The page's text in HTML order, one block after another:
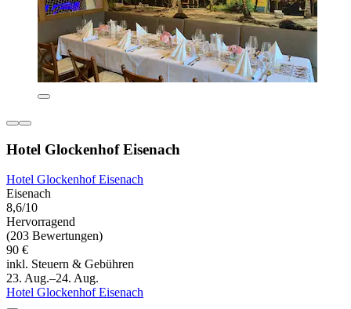
Hotel Glockenhof Eisenach
Hotel Glockenhof Eisenach
Eisenach
8,6/10
Hervorragend
(203 Bewertungen)
90 €
inkl. Steuern & Gebühren
23. Aug.–24. Aug.
Hotel Glockenhof Eisenach